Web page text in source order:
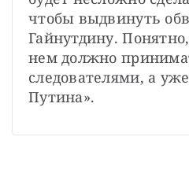
чтобы выдвинуть
Гайнутдину.
нем должно
следователями, а
Путина».